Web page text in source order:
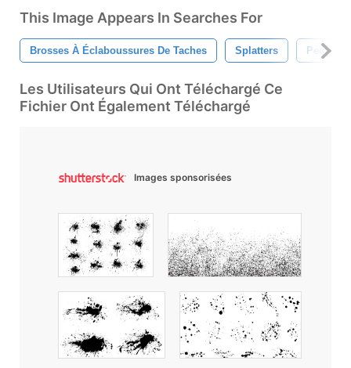
This Image Appears In Searches For
Brosses À Éclaboussures De Taches Splatters Peindre
Les Utilisateurs Qui Ont Téléchargé Ce
Fichier Ont Également Téléchargé
Images sponsorisées